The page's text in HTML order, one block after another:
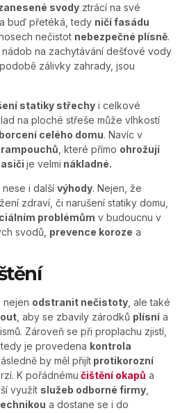
svody ztrácí na své
buď přetéká, tedy ničí fasádu
nečistot nebezpečné plísně.
na zachytávání dešťové vody
zálivky zahrady, jsou
statiky střechy i celkové
na ploché střeše může vlhkostí
celého domu. Navíc v
rampouchů , které přímo ohrožují
je velmi nákladné.
i další výhody. Nejen, že
zdraví, či narušení statiky domu,
problémům v budoucnu v
svodů, prevence koroze a
nejen odstranit nečistoty , ale také
, aby se zbavily zárodků plísní a
Zároveň se při proplachu zjistí,
, tedy je provedena kontrola
by měl přijít protikorozní
K pořádnému čištění okapů a
využít služeb odborné firmy
a dostane se i do